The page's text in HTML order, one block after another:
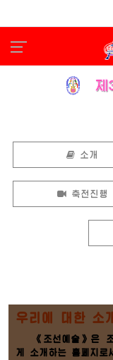
소개
축전진행
우리에 대한 소개
《조선예술》은 조
게 소개하는 홈페지로